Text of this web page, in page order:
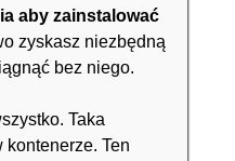
aby zainstalować
zyskasz niezbędną
bez niego.
Taka
Ten